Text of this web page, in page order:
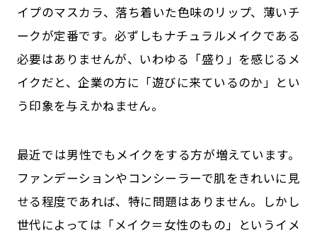
イプのマスカラ、落ち着いた色味のリップ、薄いチ
ークが定番です。必ずしもナチュラルメイクである
必要はありませんが、いわゆる「盛り」を感じるメ
イクだと、企業の方に「遊びに来ているのか」とい
う印象を与えかねません。
最近では男性でもメイクをする方が増えています。
ファンデーションやコンシーラーで肌をきれいに見
せる程度であれば、特に問題はありません。しかし
世代によっては「メイク＝女性のもの」というイメ